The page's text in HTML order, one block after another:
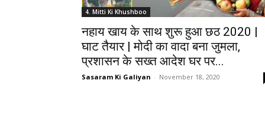
4. Mitti Ki Khushboo
नहाय खाय के साथ शुरू हुआ छठ 2020 |
घाट तैयार | मोदी का वादा बना जुमला,
प्रशासन के सख्त आदेश घर पर...
Sasaram Ki Galiyan - November 18, 2020